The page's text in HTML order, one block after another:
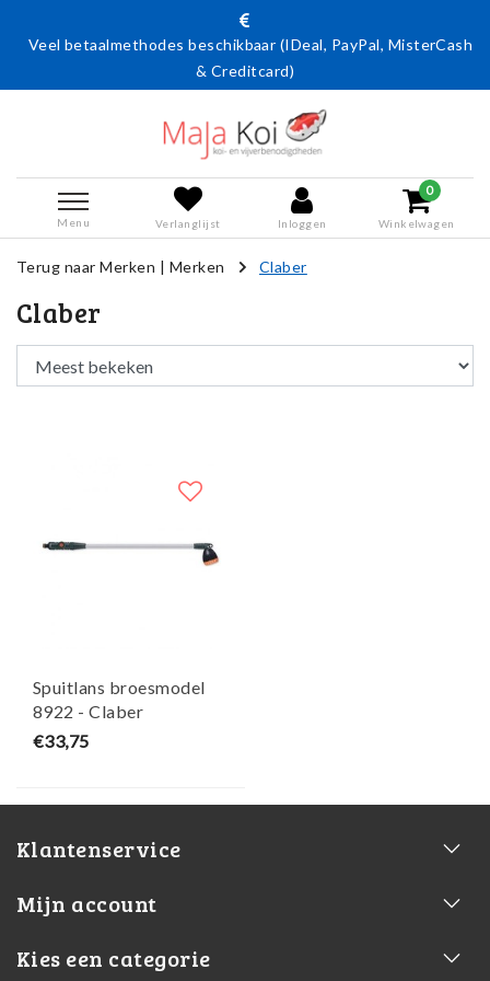
Veel betaalmethodes beschikbaar (IDeal, PayPal, MisterCash
& Creditcard)
Menu Verlanglijst Inloggen
0
Winkelwagen
Terug naar Merken | Merken Claber
Claber
Spuitlans broesmodel
8922 - Claber
€33,75
Klantenservice
Mijn account
Kies een categorie